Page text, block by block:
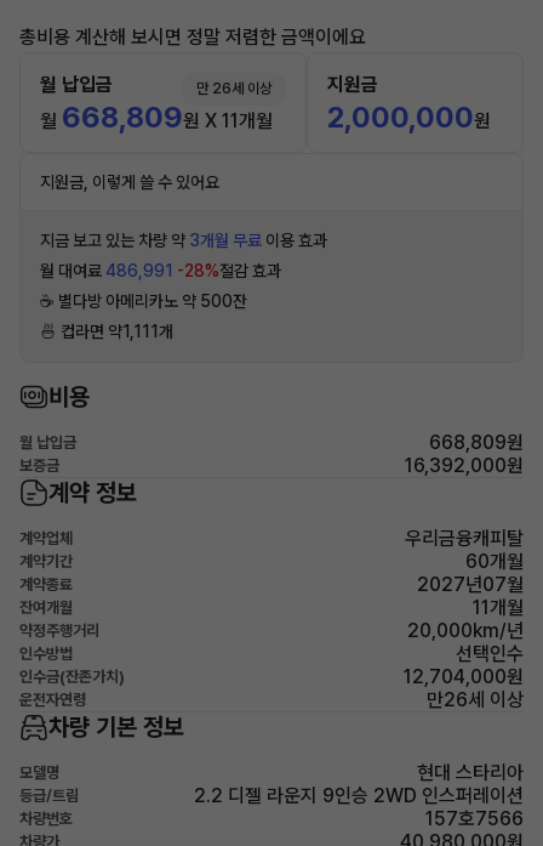
총비용 계산해 보시면 정말 저렴한 금액이에요
월 납입금 만 26세 이상
월 668,809원 X 11개월
지원금
2,000,000원
지원금, 이렇게 쓸 수 있어요
지금 보고 있는 차량 약 3개월 무료 이용 효과
월 대여료486,991 -28%절감 효과
☕️ 별다방 아메리카노 약 500잔
🍜 컵라면 약1,111개
비용
월 납입금 668,809원
보증금 16,392,000원
계약 정보
계약업체 우리금융캐피탈
계약기간 60개월
계약종료 2027년07월
잔여개월 11개월
약정주행거리 20,000km/년
인수방법 선택인수
인수금(잔존가치) 12,704,000원
운전자연령 만26세 이상
차량 기본 정보
모델명 현대 스타리아
등급/트림 2.2 디젤 라운지 9인승 2WD 인스퍼레이션
차량번호 157호7566
차량가